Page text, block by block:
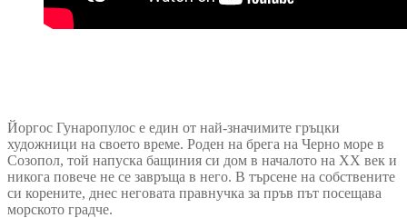
Йоргос Гунаропулос е един от най-значимите гръцки
художници на своето време. Роден на брега на Черно море в
Созопол, той напуска бащиния си дом в началото на ХХ век и
никога повече не се завръща в него. В търсене на собствените
си корените, днес неговата правнучка за пръв път посещава
морското градче.